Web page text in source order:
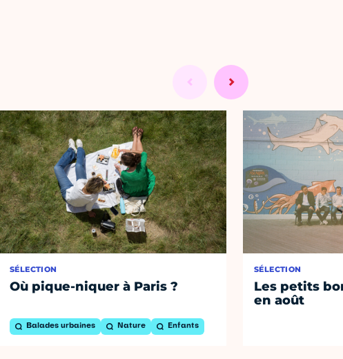
SÉLECTION
Où pique-niquer à Paris ?
Balades urbaines Nature Enfants
SÉLECTION
Les petits
en août